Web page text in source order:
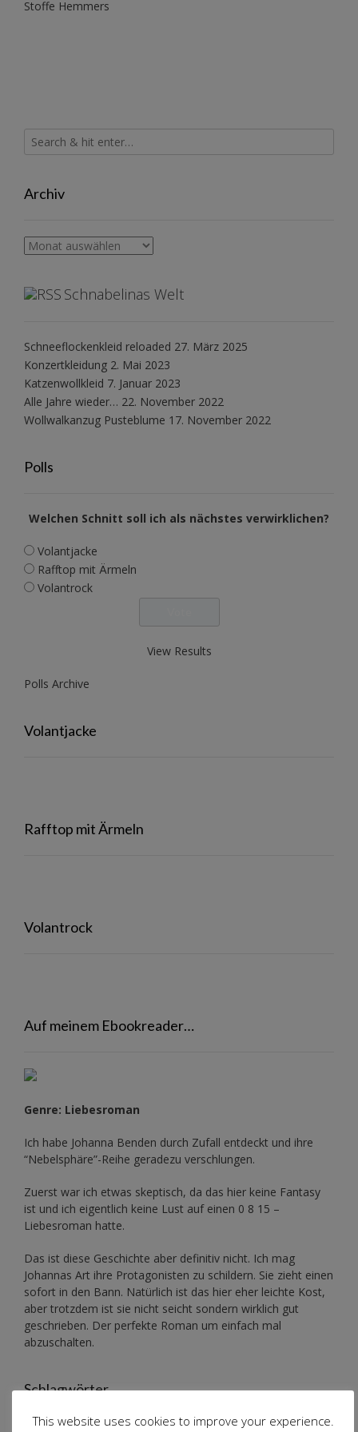
Stoffe Hemmers
Archiv
Archiv
Schnabelinas Welt
Schneeflockenkleid reloaded 27. März 2025
Konzertkleidung 2. Mai 2023
Katzenwollkleid 7. Januar 2023
Alle Jahre wieder… 22. November 2022
Wollwalkanzug Pusteblume 17. November 2022
Polls
Welchen Schnitt soll ich als nächstes verwirklichen?
Volantjacke
Rafftop mit Ärmeln
Volantrock
View Results
Polls Archive
Volantjacke
Rafftop mit Ärmeln
Volantrock
Auf meinem Ebookreader…
Genre: Liebesroman
Ich habe Johanna Benden durch Zufall entdeckt und ihre
“Nebelsphäre”-Reihe geradezu verschlungen.
Zuerst war ich etwas skeptisch, da das hier keine Fantasy
ist und ich eigentlich keine Lust auf einen 0 8 15 –
Liebesroman hatte.
Das ist diese Geschichte aber definitiv nicht. Ich mag
Johannas Art ihre Protagonisten zu schildern. Sie zieht einen
sofort in den Bann. Natürlich ist das hier eher leichte Kost,
aber trotzdem ist sie nicht seicht sondern wirklich gut
geschrieben. Der perfekte Roman um einfach mal
abzuschalten.
Schlagwörter
This website uses cookies to improve your experience.